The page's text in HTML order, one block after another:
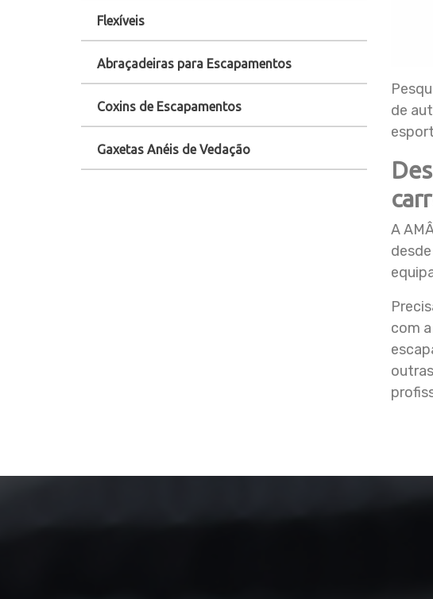
Flexíveis
Abraçadeiras para Escapamentos
Coxins de Escapamentos
Gaxetas Anéis de Vedação
de
A
com